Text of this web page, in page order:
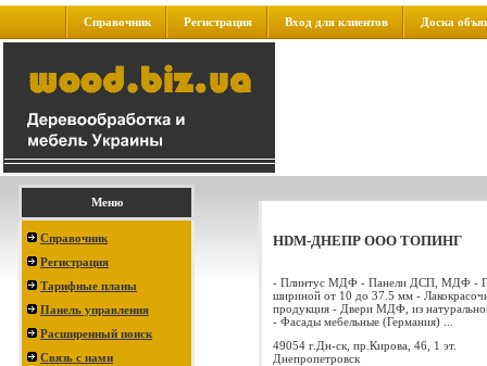
Справочник Регистрация Вход для клиентов Доска
Меню
Справочник
Регистрация
Тарифные планы
Панель управления
Расширенный поиск
Связь с нами
HDM-ДНЕПР ООО ТОПИНГ
- Плинтус МДФ - Панели ДСП, МДФ -
шириной от 10 до 37.5 мм -
продукция - Двери МДФ, из
- Фасады мебельные (Германия) ...
49054 г.Дн-ск, пр.Кирова, 46, 1 эт.
Днепропетровск